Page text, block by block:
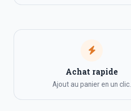
Achat rapide
Ajout au panier en un clic.